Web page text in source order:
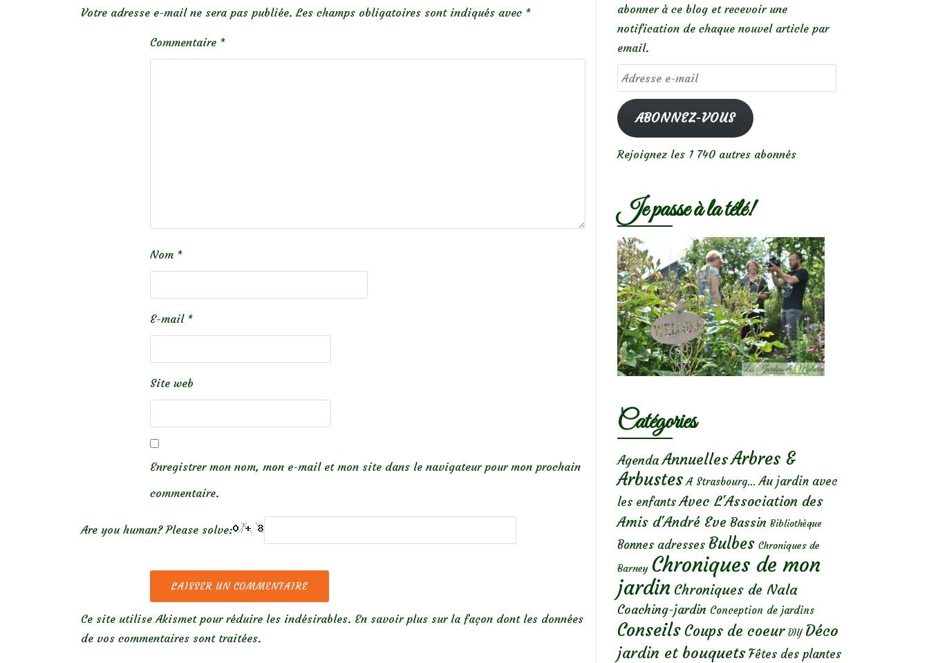
Votre adresse e-mail ne sera pas publiée. Les champs obligatoires sont indiqués avec *
Commentaire *
Nom *
E-mail *
Site web
Enregistrer mon nom, mon e-mail et mon site dans le navigateur pour mon prochain
commentaire.
Are you human? Please solve:
Ce site utilise Akismet pour réduire les indésirables. En savoir plus sur la façon dont les données
de vos commentaires sont traitées.
abonner à ce blog et recevoir une
notification de chaque nouvel article par
email.
Adresse
e-
mailABONNEZ-VOUS
Rejoignez les 1 740 autres abonnés
Je passe à la télé!
Catégories
Agenda AnnuellesArbres &
Arbustes A Strasbourg... Au jardin avec
les enfants Avec L'Association des
Amis d'André Eve Bassin Bibliothèque
Bonnes adresses Bulbes Chroniques de
Barney Chroniques de mon
jardin Chroniques de Nala
Coaching-jardin Conception de jardins
Conseils Coups de coeur DIY Déco
jardin et bouquets Fêtes des plantes